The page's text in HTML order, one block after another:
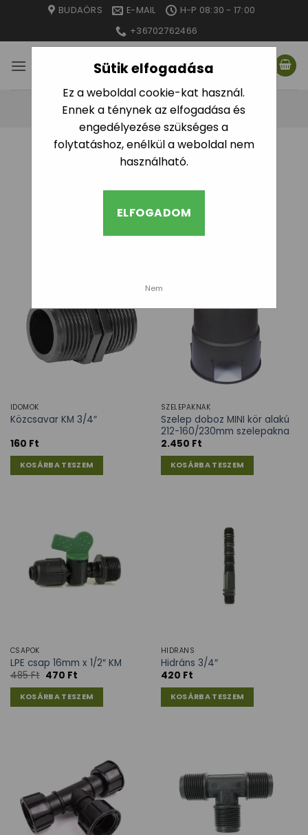
Sütik elfogadása
Ez a weboldal cookie-kat használ.
Ennek a ténynek az elfogadása és
engedélyezése szükséges a
folytatáshoz, enélkül a weboldal nem
használható.
ELFOGADOM
Nem
content
BUDAÖRS E-MAIL
H-P 08:30 - 17:00
+36702762466
KEZDŐLAP / GYÁRTÓ TERMÉK / IRRITEC
IDOMOK
Közcsavar KM 3/4″
160 Ft
KOSÁRBA TESZEM
SZELEPAKNÁK
Szelep doboz MINI kör alakú
212-160/230mm szelepakna
2.450 Ft
KOSÁRBA TESZEM
CSAPOK
LPE csap 16mm x 1/2″ KM
485Ft 470 Ft
KOSÁRBA TESZEM
HIDRÁNS
Hidráns 3/4″
420 Ft
KOSÁRBA TESZEM